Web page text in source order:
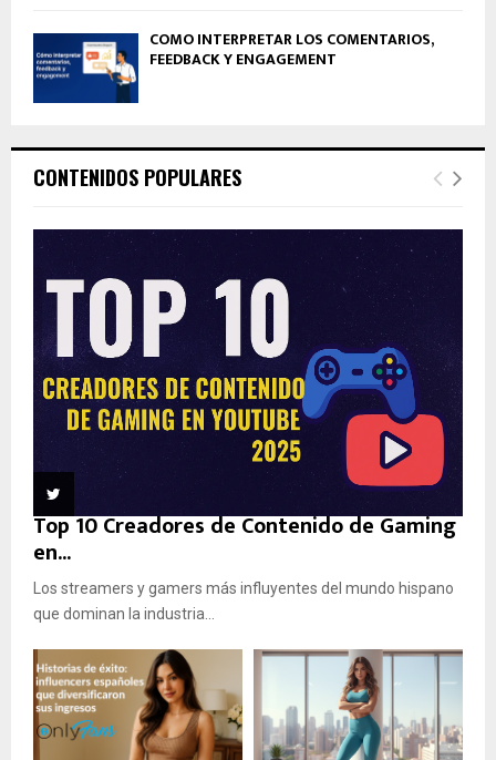
CÓMO INTERPRETAR LOS COMENTARIOS,
FEEDBACK Y ENGAGEMENT
CONTENIDOS POPULARES
Top 10 Creadores de Contenido de Gaming
en...
Los streamers y gamers más influyentes del mundo hispano
que dominan la industria...